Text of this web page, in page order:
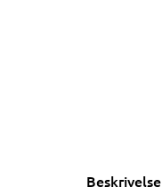
Beskrivelse